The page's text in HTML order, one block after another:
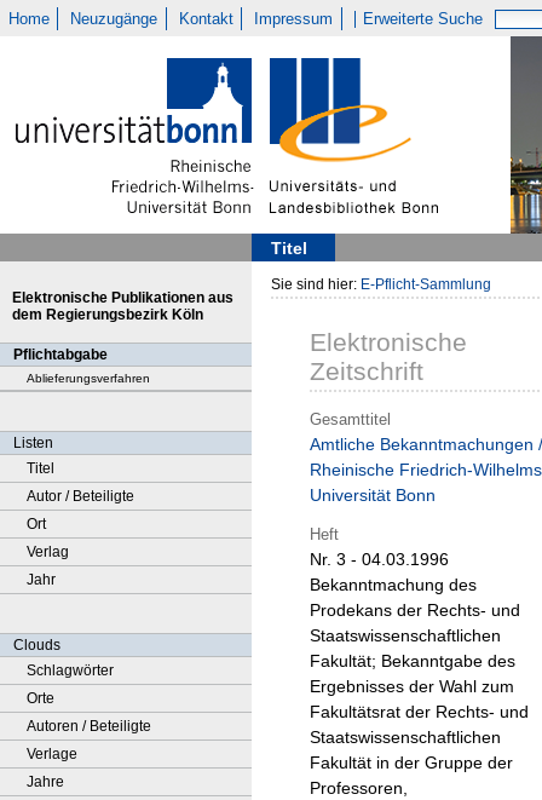
Home Neuzugänge Kontakt Impressum Erweiterte Suche
Titel
Elektronische Publikationen aus
dem Regierungsbezirk Köln
Pflichtabgabe
Ablieferungsverfahren
Listen
Titel
Autor / Beteiligte
Ort
Verlag
Jahr
Clouds
Schlagwörter
Orte
Autoren / Beteiligte
Verlage
Jahre
Sie sind hier: E-Pflicht-Sammlung
Elektronische
Zeitschrift
Gesamttitel
Amtliche Bekanntmachungen /
Rheinische Friedrich-
Universität Bonn
Heft
Nr. 3 - 04.03.1996
Bekanntmachung des
Prodekans der Rechts- und
Staatswissenschaftlichen
Fakultät; Bekanntgabe des
Ergebnisses der Wahl zum
Fakultätsrat der Rechts- und
Staatswissenschaftlichen
Fakultät in der Gruppe der
Professoren,